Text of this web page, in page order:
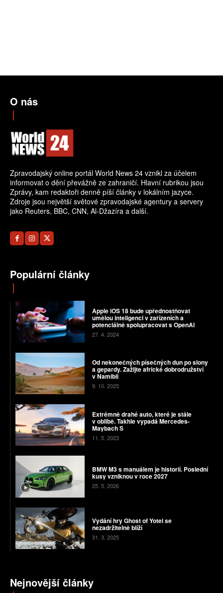
O nás
Zpravodajský online portál World News 24 vznikl za účelem
informovat o dění převážně ze zahraničí. Hlavní rubrikou jsou
Zprávy, kam redaktoři denně píší články v lokálním jazyce.
Zdroje jsou největší světové zpravodajské agentury a servery
jako Reuters, BBC, CNN, Al-Džazíra a další.
Populární články
Apple iOS 18 bude upřednostňovat
umělou inteligenci v zařízeních a
potenciálně spolupracovat s OpenAI
27. 4. 2024
Od nekonečných písečných dun po slony
a gepardy. Zažijte africké dobrodružství
v Namibii
9. 10. 2025
Extrémně drahé auto, které je stále
v oblibě. Takhle vypadá Mercedes-
Maybach S
11. 5. 2023
BMW M3 s manuálem je historií. Poslední
kusy vzniknou v roce 2027
25. 5. 2026
Vydání hry Ghost of Yotei se
nezadržitelně blíží
31. 3. 2025
Nejnovější články